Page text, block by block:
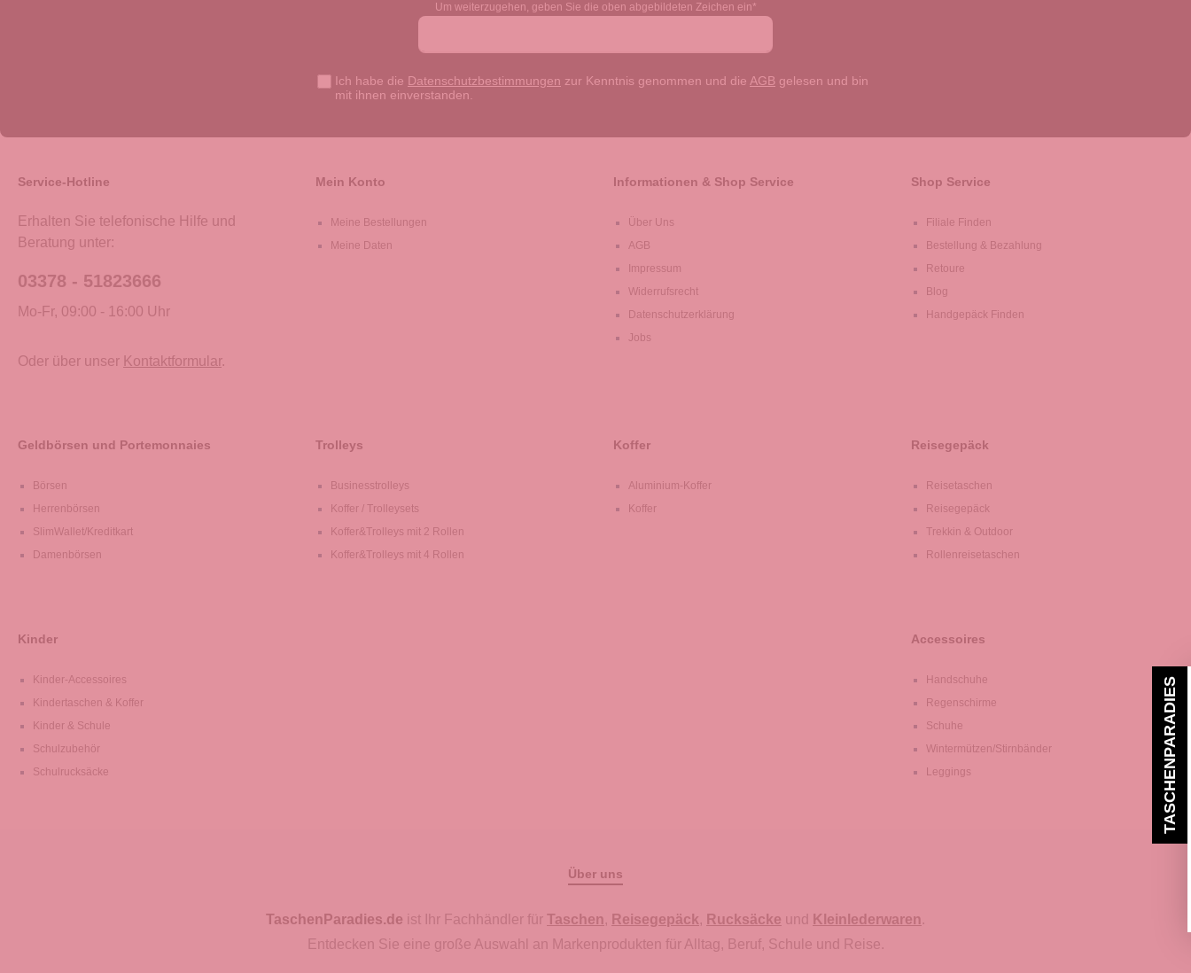
Um weiterzugehen, geben Sie die oben abgebildeten Zeichen ein*
Ich habe die Datenschutzbestimmungen zur Kenntnis genommen und die AGB gelesen und bin
mit ihnen einverstanden.
Service-Hotline
Erhalten Sie telefonische Hilfe und
Beratung unter:
03378 - 51823666
Mo-Fr, 09:00 - 16:00 Uhr
Oder über unser Kontaktformular.
Mein Konto
Meine Bestellungen
Meine Daten
Informationen & Shop Service
Über Uns
AGB
Impressum
Widerrufsrecht
Datenschutzerklärung
Jobs
Shop Service
Filiale Finden
Bestellung & Bezahlung
Retoure
Blog
Handgepäck Finden
Geldbörsen und Portemonnaies
Börsen
Herrenbörsen
SlimWallet/Kreditkart
Damenbörsen
Trolleys
Businesstrolleys
Koffer / Trolleysets
Koffer&Trolleys mit 2 Rollen
Koffer&Trolleys mit 4 Rollen
Koffer
Aluminium-Koffer
Koffer
Reisegepäck
Reisetaschen
Reisegepäck
Trekkin & Outdoor
Rollenreisetaschen
Kinder
Kinder-Accessoires
Kindertaschen & Koffer
Kinder & Schule
Schulzubehör
Schulrucksäcke
Accessoires
Handschuhe
Regenschirme
Schuhe
Wintermützen/Stirnbänder
Leggings
Über uns
TaschenParadies.de ist Ihr Fachhändler für Taschen, Reisegepäck, Rucksäcke und Kleinlederwaren.
Entdecken Sie eine große Auswahl an Markenprodukten für Alltag, Beruf, Schule und Reise.
TASCHENPARADIES